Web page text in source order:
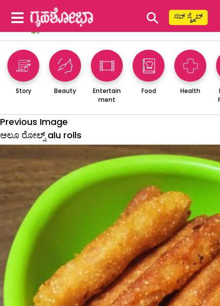
⚲ ಸಬ್ ಸ್ಕ್ರೈಬ್
Story Beauty
Entertain
ment
Food Health
Previous Image
ಆಲೂ ರೋಲ್ಸ್ alu rolls